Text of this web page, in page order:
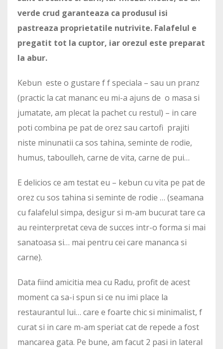
verde crud garanteaza ca produsul isi
pastreaza proprietatile nutrivite. Falafelul e
pregatit tot la cuptor, iar orezul este preparat
la abur.
Kebun este o gustare f f speciala – sau un pranz
(practic la cat mananc eu mi-a ajuns de o masa si
jumatate, am plecat la pachet cu restul) – in care
poti combina pe pat de orez sau cartofi prajiti
niste minunatii ca sos tahina, seminte de rodie,
humus, taboulleh, carne de vita, carne de pui…
E delicios ce am testat eu – kebun cu vita pe pat de
orez cu sos tahina si seminte de rodie … (seamana
cu falafelul simpa, desigur si m-am bucurat tare ca
au reinterpretat ceva de succes intr-o forma si mai
sanatoasa si… mai pentru cei care mananca si
carne).
Data fiind amicitia mea cu Radu, profit de acest
moment ca sa-i spun si ce nu imi place la
restaurantul lui… care e foarte chic si minimalist, f
curat si in care m-am speriat cat de repede a fost
mancarea gata. Pe bune, am facut 2 pasi in lateral